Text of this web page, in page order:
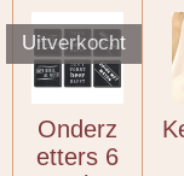
Uitverkocht
Onderz
etters 6